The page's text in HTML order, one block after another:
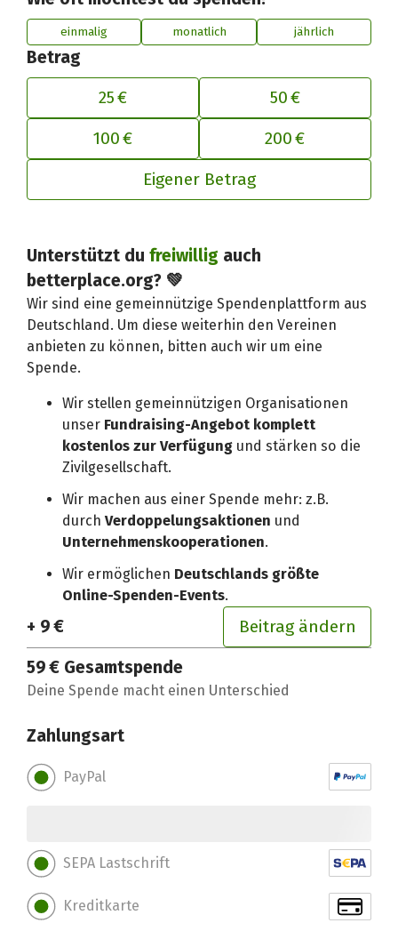
einmalig monatlich jährlich
Betrag
25 €
50 €
100 € 200 €
Eigener Betrag
Unterstützt dufreiwillig auch
betterplace.org? 💚
Wir sind eine gemeinnützige Spendenplattform aus
Deutschland. Um diese weiterhin den Vereinen
anbieten zu können, bitten auch wir um eine
Spende.
Wir stellen gemeinnützigen Organisationen
unser Fundraising-Angebot komplett
kostenlos zur Verfügung und stärken so die
Zivilgesellschaft.
Wir machen aus einer Spende mehr: z.B.
durchVerdoppelungsaktionen und
Unternehmenskooperationen.
Wir ermöglichen Deutschlands größte
Online-Spenden-Events.
+ 9 € Beitrag ändern
Deinen Beitrag an betterplace
59 € Gesamtspende
Deine Spende macht einen Unterschied
Zahlungsart
PayPal
SEPA Lastschrift
Kreditkarte